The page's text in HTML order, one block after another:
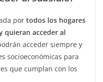
por todos los hogares
quieran acceder al
acceder siempre y
socioeconómicas para
que cumplan con los